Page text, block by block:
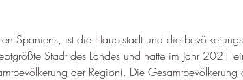
Spaniens, ist die Hauptstadt und die
Stadt des Landes und hatte im Jahr 2021
der Region). Die